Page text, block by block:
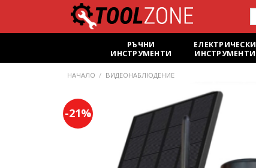
content
РЪЧНИ
ИНСТРУМЕНТИ
ЕЛЕКТРИЧЕСКИ
ИНСТРУМЕНТИ
НАЧАЛО / ВИДЕОНАБЛЮДЕНИЕ
-21%